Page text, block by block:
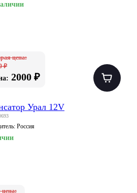
цена:
₽
2000 ₽
Урал 12V
Россия
цена: